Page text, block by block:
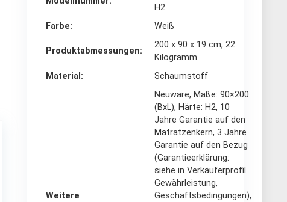
H2
Farbe
‎Weiß
Produktabmessungen
‎200 x 90 x 19 cm, 22
Kilogramm
Material
‎Schaumstoff
Weitere
‎Neuware, Maße: 90×200
(BxL), Härte: H2, 10
Jahre Garantie auf den
Matratzenkern, 3 Jahre
Garantie auf den Bezug
(Garantieerklärung:
siehe in Verkäuferprofil
Gewährleistung,
Geschäftsbedingungen),